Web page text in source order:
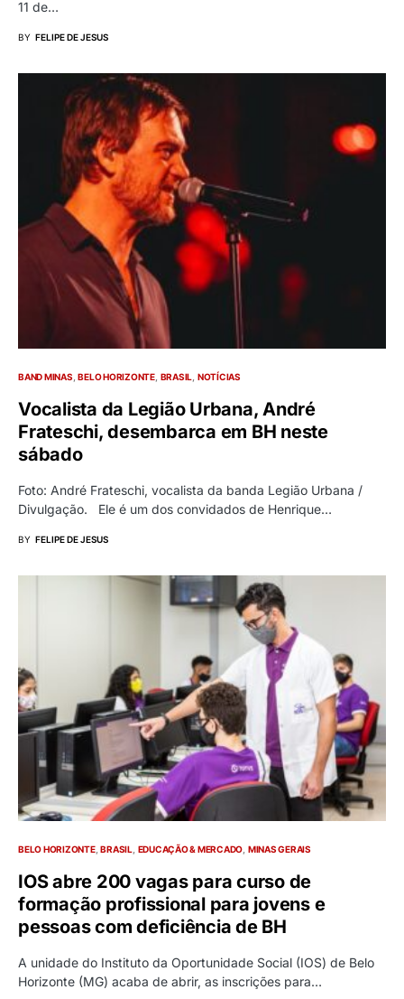
11 de…
BY FELIPE DE JESUS
BAND MINAS BELO HORIZONTE BRASIL NOTÍCIAS
Vocalista da Legião Urbana, André
Frateschi, desembarca em BH neste
sábado
Foto: André Frateschi, vocalista da banda Legião Urbana /
Divulgação. Ele é um dos convidados de Henrique…
BY FELIPE DE JESUS
BELO HORIZONTE BRASIL EDUCAÇÃO & MERCADO MINAS GERAIS
IOS abre 200 vagas para curso de
formação profissional para jovens e
pessoas com deficiência de BH
A unidade do Instituto da Oportunidade Social (IOS) de Belo
Horizonte (MG) acaba de abrir, as inscrições para…